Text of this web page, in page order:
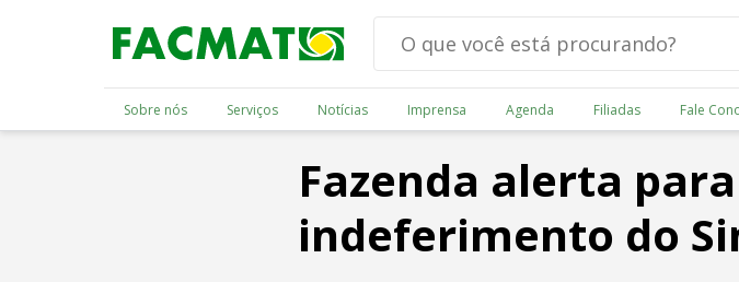
Sobre nós Serviços Notícias Imprensa Agenda Filiadas Fale
Fazenda alerta
indeferimento do